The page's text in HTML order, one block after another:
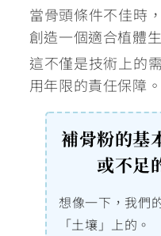
當骨頭條件不佳時
創造一個適合植體
這不僅是技術上的
用年限的責任保障。
補骨粉的基
或不足
想像一下，我們
「土壤」上的。